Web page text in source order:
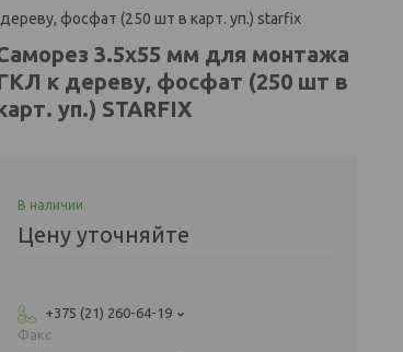
фосфат (250 шт в карт. уп.) starfix
3.5х55 мм для монтажа
к дереву, фосфат (250 шт в
уп.) STARFIX
В наличии
Цену уточняйте
+375 (21) 260-64-19
Факс